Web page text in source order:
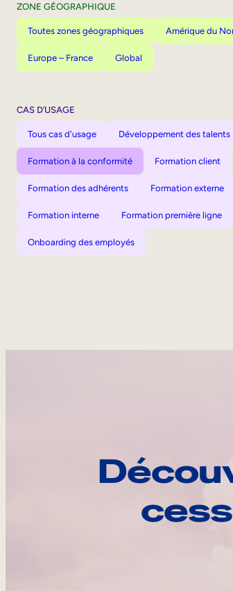
ZONE GÉOGRAPHIQUE
Toutes zones géographiques Amérique du
Europe – France Global
CAS D’USAGE
Tous cas d'usage Développement des talents
Formation à la conformité Formation client
Formation des adhérents Formation externe
Formation interne Formation première ligne
Onboarding des employés